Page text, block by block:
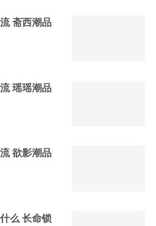
斋西潮品
瑶瑶潮品
欲影潮品
么 长命锁